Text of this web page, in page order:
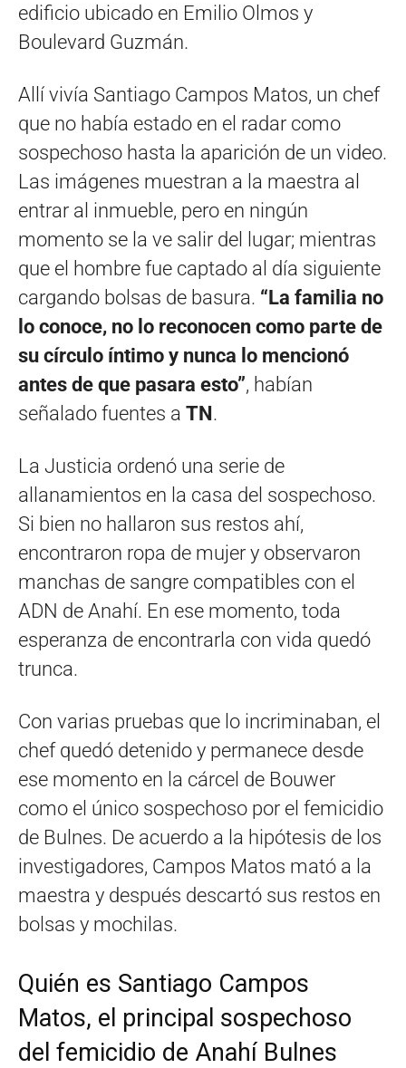
edificio ubicado en Emilio Olmos y
Boulevard Guzmán.
Allí vivía Santiago Campos Matos, un chef
que no había estado en el radar como
sospechoso hasta la aparición de un video.
Las imágenes muestran a la maestra al
entrar al inmueble, pero en ningún
momento se la ve salir del lugar; mientras
que el hombre fue captado al día siguiente
cargando bolsas de basura. “La familia no
lo conoce, no lo reconocen como parte de
su círculo íntimo y nunca lo mencionó
antes de que pasara esto”, habían
señalado fuentes a TN.
La Justicia ordenó una serie de
allanamientos en la casa del sospechoso.
Si bien no hallaron sus restos ahí,
encontraron ropa de mujer y observaron
manchas de sangre compatibles con el
ADN de Anahí. En ese momento, toda
esperanza de encontrarla con vida quedó
trunca.
Con varias pruebas que lo incriminaban, el
chef quedó detenido y permanece desde
ese momento en la cárcel de Bouwer
como el único sospechoso por el femicidio
de Bulnes. De acuerdo a la hipótesis de los
investigadores, Campos Matos mató a la
maestra y después descartó sus restos en
bolsas y mochilas.
Quién es Santiago Campos
Matos, el principal sospechoso
del femicidio de Anahí Bulnes